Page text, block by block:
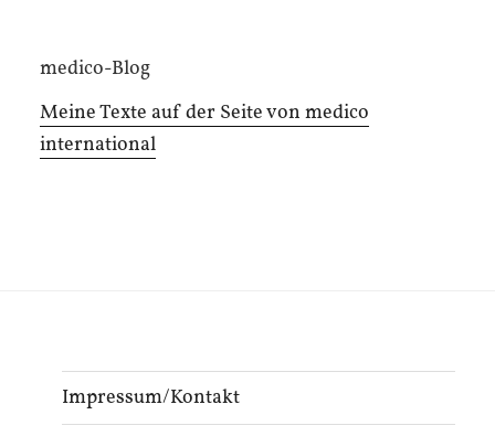
medico-Blog
Meine Texte auf der Seite von medico
international
Impressum/Kontakt